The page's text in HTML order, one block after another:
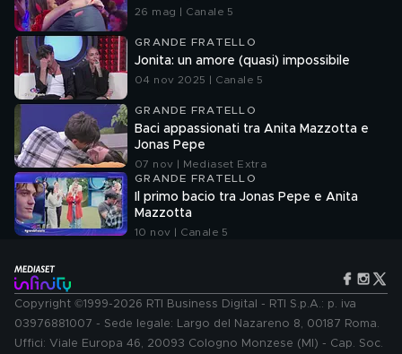
26 mag | Canale 5
GRANDE FRATELLO
Jonita: un amore (quasi) impossibile
04 nov 2025 | Canale 5
GRANDE FRATELLO
Baci appassionati tra Anita Mazzotta e
Jonas Pepe
07 nov | Mediaset Extra
GRANDE FRATELLO
Il primo bacio tra Jonas Pepe e Anita
Mazzotta
10 nov | Canale 5
Copyright ©1999-2026 RTI Business Digital - RTI S.p.A.: p. iva
03976881007 - Sede legale: Largo del Nazareno 8, 00187 Roma.
Uffici: Viale Europa 46, 20093 Cologno Monzese (MI) - Cap. Soc.